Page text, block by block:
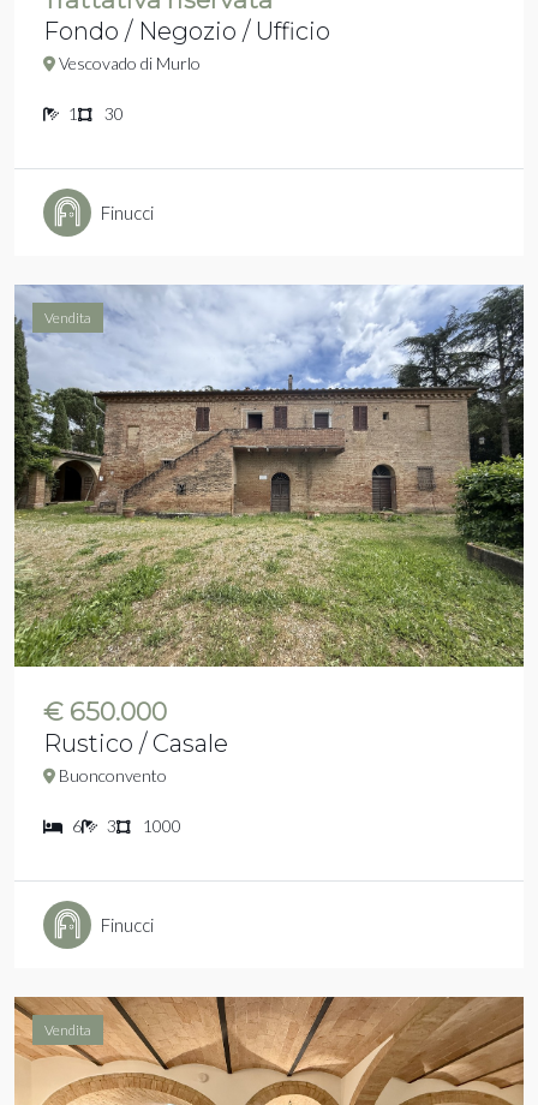
Fondo / Negozio / Ufficio
Vescovado di Murlo
1 30
Finucci
Vendita
€ 650.000
Rustico / Casale
Buonconvento
6 3 1000
Finucci
Vendita